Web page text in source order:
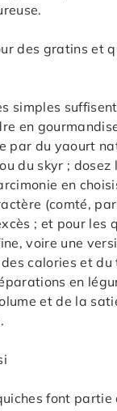
des gratins et
simples
en
par du yaourt
du skyr ; dosez
en
(comté,
; et pour les
voire une
calories et du
en
et de la
font partie